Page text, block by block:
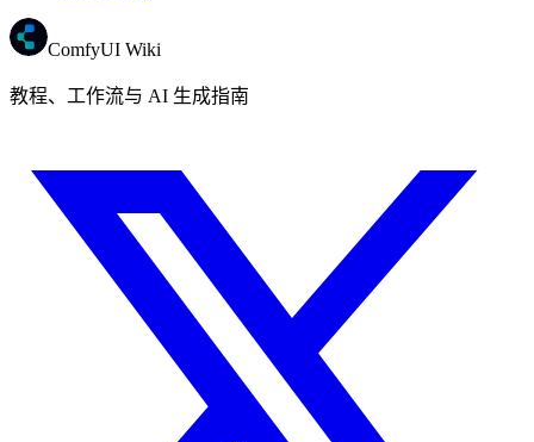
ComfyUI Wiki
教程、工作流与 AI 生成指南